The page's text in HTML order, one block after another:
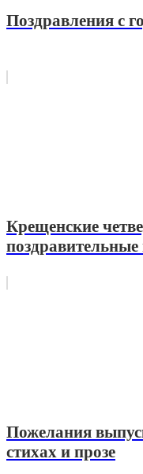
Поздравления с
Крещенские
поздравительные
Пожелания
стихах и прозе